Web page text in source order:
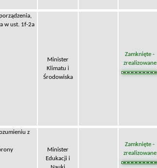
w ust. 1f-2a
Minister
Klimatu i
Środowiska
Zamknięte -
zrealizowane
z
Minister
Edukacji i
Zamknięte -
zrealizowane